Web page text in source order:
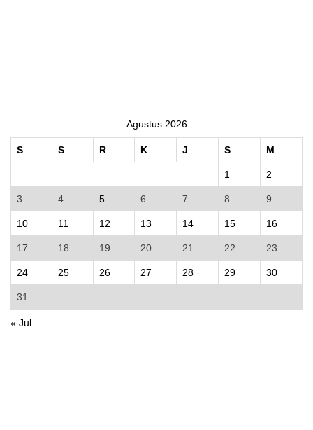
Agustus 2026
S S R K J S M
1 2
3 4 5 6 7 8 9
10 11 12 13 14 15 16
17 18 19 20 21 22 23
24 25 26 27 28 29 30
31
« Jul